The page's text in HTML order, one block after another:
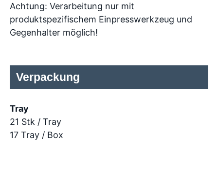
Achtung: Verarbeitung nur mit
produktspezifischem Einpresswerkzeug und
Gegenhalter möglich!
Verpackung
Tray
21 Stk / Tray
17 Tray / Box